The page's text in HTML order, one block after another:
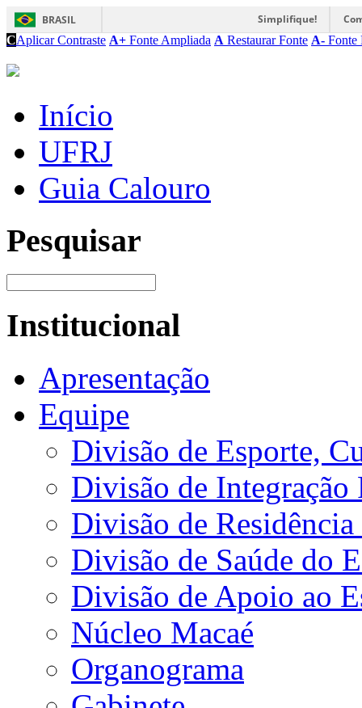
BRASIL Simplifique!
CAplicar Contraste A+ Fonte Ampliada A Restaurar Fonte A- Fonte
Início
UFRJ
Guia Calouro
Pesquisar
Institucional
Apresentação
Equipe
Divisão de Esporte,
Divisão de Integração
Divisão de
Divisão de Saúde do
Divisão de Apoio ao
Núcleo Macaé
Organograma